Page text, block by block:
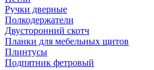
Ручки дверные
Полкодержатели
Двусторонний скотч
Планки для мебельных щитов
Плинтусы
Подпятник фетровый